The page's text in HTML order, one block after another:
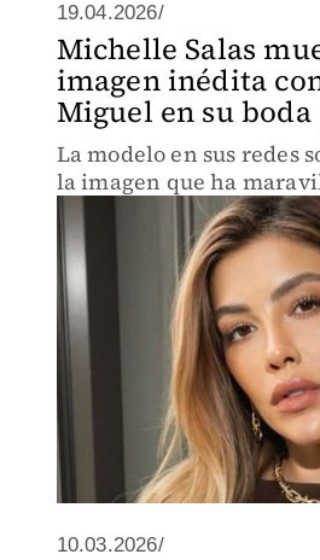
19.04.2026/
Michelle Salas
imagen inédita
Miguel en su boda
La modelo en sus redes
la imagen que ha
10.03.2026/